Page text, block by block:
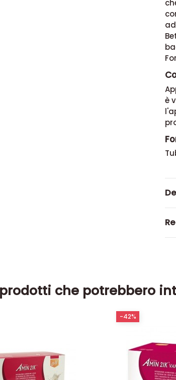
è
che potrebbero
-42%